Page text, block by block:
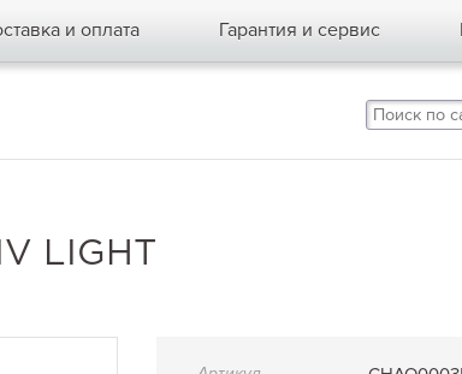
и оплата Гарантия и сервис
LIGHT